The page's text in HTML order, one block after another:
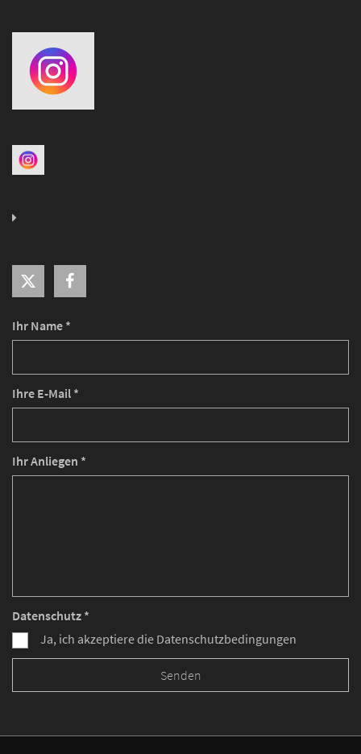
Ihr Name *
Ihre E-Mail *
Ihr Anliegen *
Datenschutz *
Ja, ich akzeptiere die Datenschutzbedingungen